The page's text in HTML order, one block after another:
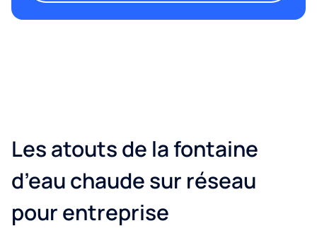
Les atouts de la fontaine
d’eau chaude sur réseau
pour entreprise